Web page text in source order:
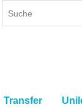
Transfer